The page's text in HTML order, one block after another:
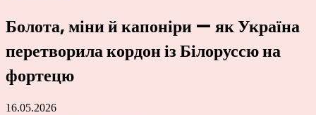
Болота, міни й капоніри — як Україна
перетворила кордон із Білоруссю на
фортецю
16.05.2026